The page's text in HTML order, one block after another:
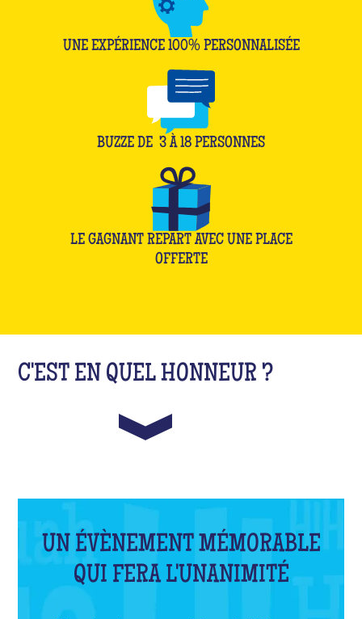
UNE EXPÉRIENCE 100% PERSONNALISÉE
BUZZE DE 3 À 18 PERSONNES
LE GAGNANT REPART AVEC UNE PLACE
OFFERTE
C'EST EN QUEL HONNEUR ?
UN ÉVÈNEMENT MÉMORABLE
QUI FERA L'UNANIMITÉ